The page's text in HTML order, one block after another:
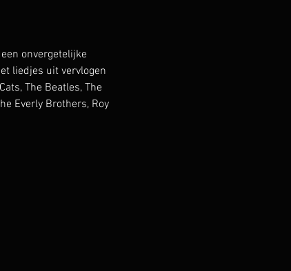
onvergetelijke
liedjes uit vervlogen
The Beatles, The
Everly Brothers, Roy